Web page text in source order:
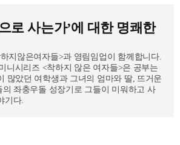
로 사는가’에 대한 명쾌한
지않은여자들>과 영림임업이 함께합니다.
니시리즈 <착하지 않은 여자들>은 공부는
많았던 여학생과 그녀의 엄마와 딸, 뜨거운
의 좌충우돌 성장기로 그들이 미워하고 사
기다.